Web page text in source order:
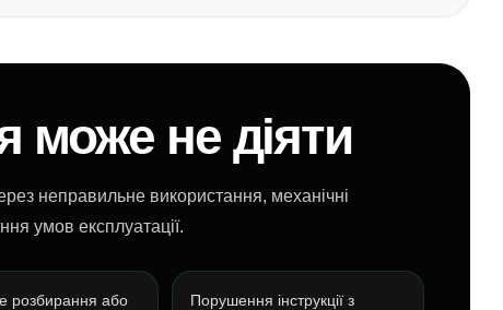
може не діяти
неправильне використання, механічні
умов експлуатації.
розбирання або
Порушення інструкції з